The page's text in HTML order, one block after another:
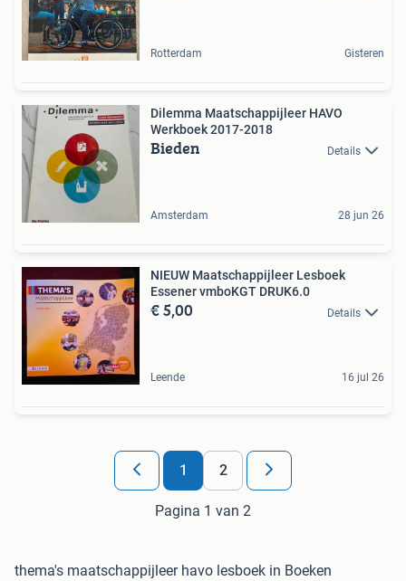
Rotterdam Gisteren
Dilemma Maatschappijleer HAVO
Werkboek 2017-2018
Bieden Details
Amsterdam 28 jun 26
NIEUW Maatschappijleer Lesboek
Essener vmboKGT DRUK6.0
€ 5,00 Details
Leende 16 jul 26
1 2
Pagina 1 van 2
thema's maatschappijleer havo lesboek in Boeken